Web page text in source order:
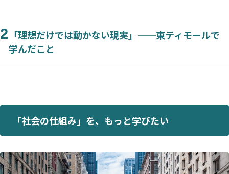
2 「理想だけでは動かない現実」──東ティモールで
学んだこと
「社会の仕組み」を、もっと学びたい